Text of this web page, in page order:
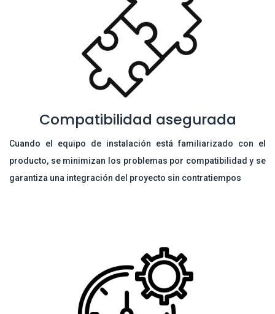
Compatibilidad asegurada
Cuando el equipo de instalación está familiarizado con el
producto, se minimizan los problemas por compatibilidad y se
garantiza una integración del proyecto sin contratiempos